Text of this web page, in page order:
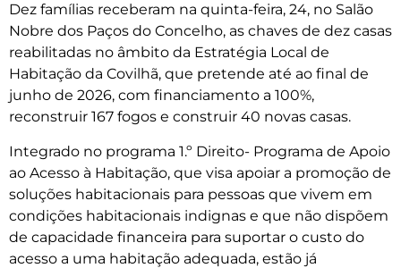
Dez famílias receberam na quinta-feira, 24, no Salão
Nobre dos Paços do Concelho, as chaves de dez casas
reabilitadas no âmbito da Estratégia Local de
Habitação da Covilhã, que pretende até ao final de
junho de 2026, com financiamento a 100%,
reconstruir 167 fogos e construir 40 novas casas.
Integrado no programa 1.º Direito- Programa de Apoio
ao Acesso à Habitação, que visa apoiar a promoção de
soluções habitacionais para pessoas que vivem em
condições habitacionais indignas e que não dispõem
de capacidade financeira para suportar o custo do
acesso a uma habitação adequada, estão já